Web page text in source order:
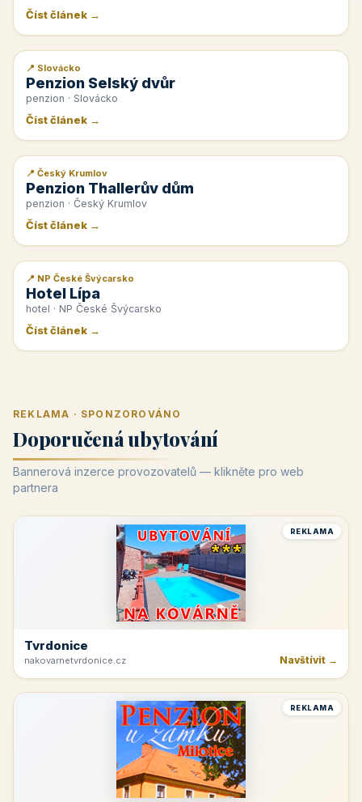
Číst článek →
📰 PR článek
📍 Slovácko
Penzion Selský dvůr
penzion · Slovácko
Číst článek →
📰 PR článek
📍 Český Krumlov
Penzion Thallerův dům
penzion · Český Krumlov
Číst článek →
📰 PR článek
📍 NP České Švýcarsko
Hotel Lípa
hotel · NP České Švýcarsko
Číst článek →
REKLAMA · SPONZOROVÁNO
Doporučená ubytování
Bannerová inzerce provozovatelů — klikněte pro web
partnera
REKLAMA
Tvrdonice
nakovarnetvrdonice.cz Navštívit →
REKLAMA